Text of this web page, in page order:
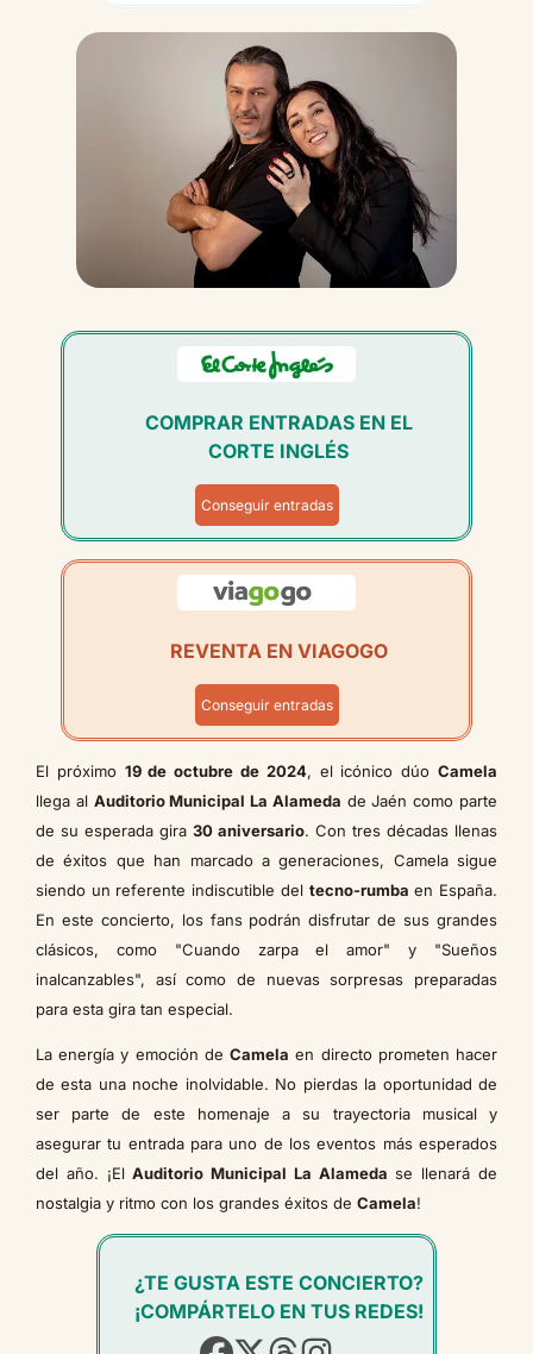
COMPRAR ENTRADAS EN EL
CORTE INGLÉS
Conseguir entradas
REVENTA EN VIAGOGO
Conseguir entradas
El próximo 19 de octubre de 2024, el icónico dúoCamela
llega al Auditorio Municipal La Alameda de Jaén como parte
de su esperada gira 30 aniversario. Con tres décadas llenas
de éxitos que han marcado a generaciones, Camela sigue
siendo un referente indiscutible del tecno-rumba en España.
En este concierto, los fans podrán disfrutar de sus grandes
clásicos, como "Cuando zarpa el amor" y "Sueños
inalcanzables", así como de nuevas sorpresas preparadas
para esta gira tan especial.
La energía y emoción deCamela en directo prometen hacer
de esta una noche inolvidable. No pierdas la oportunidad de
ser parte de este homenaje a su trayectoria musical y
asegurar tu entrada para uno de los eventos más esperados
del año. ¡ElAuditorio Municipal La Alameda se llenará de
nostalgia y ritmo con los grandes éxitos de Camela!
¿TE GUSTA ESTE CONCIERTO?
¡COMPÁRTELO EN TUS REDES!